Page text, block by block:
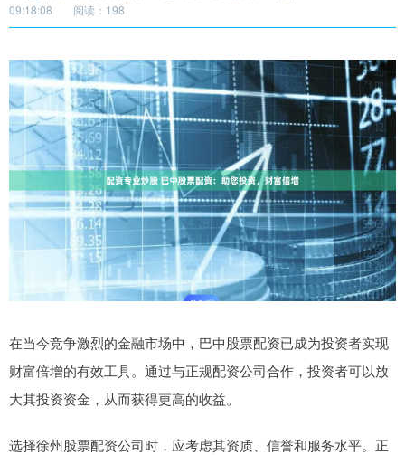
09:18:08
阅读：198
在当今竞争激烈的金融市场中，巴中股票配资已成为投资者实现
财富倍增的有效工具。通过与正规配资公司合作，投资者可以放
大其投资资金，从而获得更高的收益。
选择徐州股票配资公司时，应考虑其资质、信誉和服务水平。正